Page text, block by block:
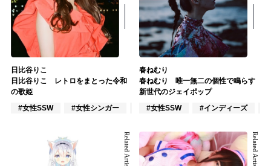
日比谷りこ
日比谷りこ レトロをまとった令和
の歌姫
#女性SSW
#女性シンガー #インディーズ
春ねむり
春ねむり 唯一無二の個性で鳴らす
新世代のジェイポップ
#女性SSW
#インディーズ